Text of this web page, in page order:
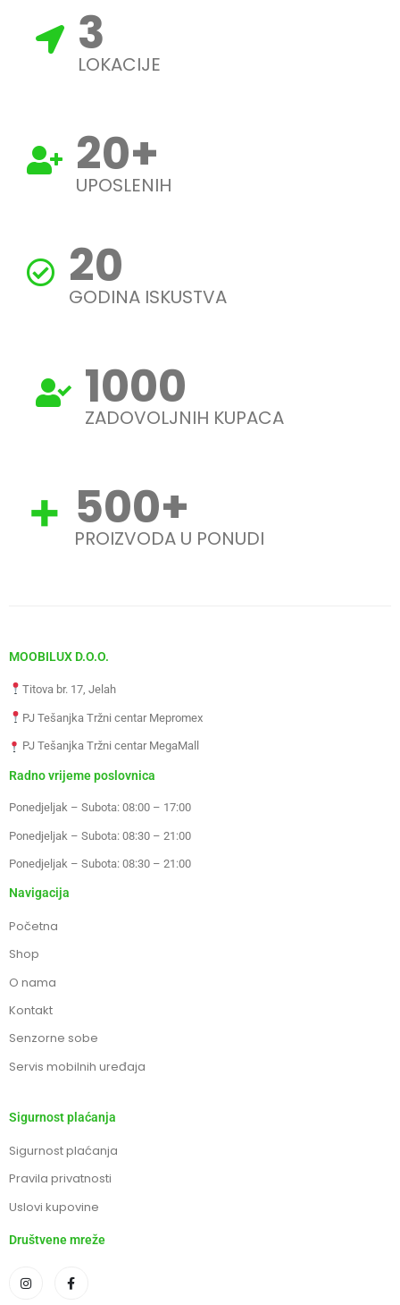
3
LOKACIJE
20+
UPOSLENIH
20
GODINA ISKUSTVA
1000
ZADOVOLJNIH KUPACA
500+
PROIZVODA U PONUDI
MOOBILUX D.O.O.
Titova br. 17, Jelah
PJ Tešanjka Tržni centar Mepromex
PJ Tešanjka Tržni centar MegaMall
Radno vrijeme poslovnica
Ponedjeljak – Subota: 08:00 – 17:00
Ponedjeljak – Subota: 08:30 – 21:00
Ponedjeljak – Subota: 08:30 – 21:00
Navigacija
Početna
Shop
O nama
Kontakt
Senzorne sobe
Servis mobilnih uređaja
Sigurnost plaćanja
Sigurnost plaćanja
Pravila privatnosti
Uslovi kupovine
Društvene mreže